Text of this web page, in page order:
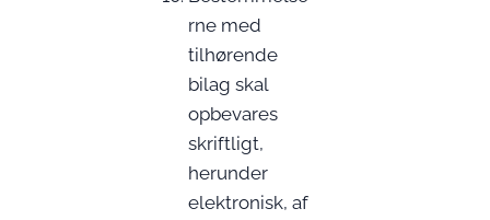
rne med
tilhørende
bilag skal
opbevares
skriftligt,
herunder
elektronisk, af